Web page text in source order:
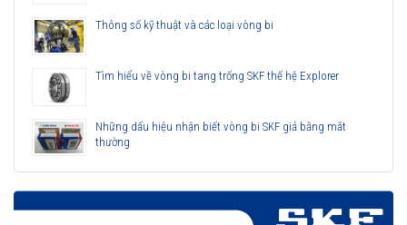
Thông số kỹ thuật và các loại vòng bi
Tìm hiểu về vòng bi tang trống SKF thế hệ Explorer
Những dấu hiệu nhận biết vòng bi SKF giả bằng mắt
thường